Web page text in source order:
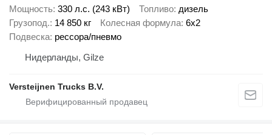
Мощность 330 л.с. (243 кВт) Топливо дизель
Грузопод. 14 850 кг Колесная формула 6x2
Подвеска рессора/пневмо
Нидерланды, Gilze
Versteijnen Trucks B.V.